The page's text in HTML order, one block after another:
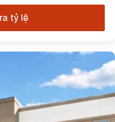
tỷ lệ